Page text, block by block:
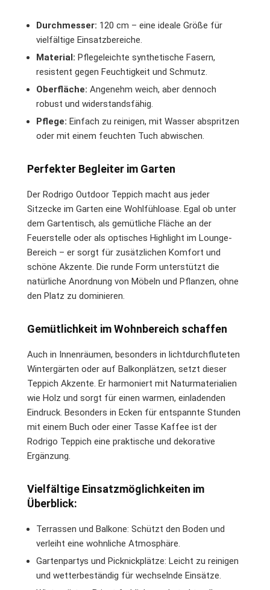
Durchmesser: 120 cm – eine ideale Größe für
vielfältige Einsatzbereiche.
Material: Pflegeleichte synthetische Fasern,
resistent gegen Feuchtigkeit und Schmutz.
Oberfläche: Angenehm weich, aber dennoch
robust und widerstandsfähig.
Pflege: Einfach zu reinigen, mit Wasser abspritzen
oder mit einem feuchten Tuch abwischen.
Perfekter Begleiter im Garten
Der Rodrigo Outdoor Teppich macht aus jeder
Sitzecke im Garten eine Wohlfühloase. Egal ob unter
dem Gartentisch, als gemütliche Fläche an der
Feuerstelle oder als optisches Highlight im Lounge-
Bereich – er sorgt für zusätzlichen Komfort und
schöne Akzente. Die runde Form unterstützt die
natürliche Anordnung von Möbeln und Pflanzen, ohne
den Platz zu dominieren.
Gemütlichkeit im Wohnbereich schaffen
Auch in Innenräumen, besonders in lichtdurchfluteten
Wintergärten oder auf Balkonplätzen, setzt dieser
Teppich Akzente. Er harmoniert mit Naturmaterialien
wie Holz und sorgt für einen warmen, einladenden
Eindruck. Besonders in Ecken für entspannte Stunden
mit einem Buch oder einer Tasse Kaffee ist der
Rodrigo Teppich eine praktische und dekorative
Ergänzung.
Vielfältige Einsatzmöglichkeiten im
Überblick:
Terrassen und Balkone: Schützt den Boden und
verleiht eine wohnliche Atmosphäre.
Gartenpartys und Picknickplätze: Leicht zu reinigen
und wetterbeständig für wechselnde Einsätze.